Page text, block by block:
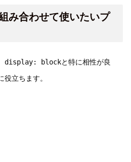
み合わせて使いたいプ
display: blockと特に相性が良
役立ちます。